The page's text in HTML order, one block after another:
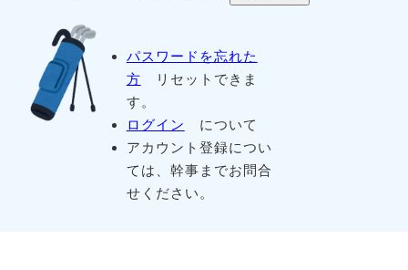
パスワードを忘れた
方 リセットできま
す。
ログイン
について
アカウント登録につい
ては、幹事までお問合
せください。